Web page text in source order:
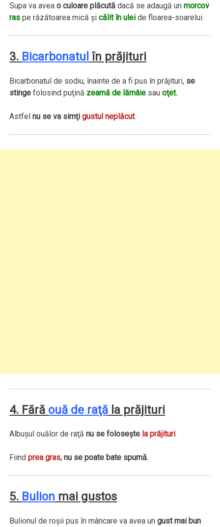
Supa va aveao culoare plăcută dacă se adaugă unmorcov
ras pe răzătoarea mică şicălit în ulei de floarea-soarelui.
3. Bicarbonatul în prăjituri
Bicarbonatul de sodiu, înainte de a fi pus în prăjituri, se
stinge folosind puţină zeamă de lămâie sauoţet.
Astfelnu se va simţigustul neplăcut.
4. Fără ouă de raţă la prăjituri
Albuşul ouălor de raţănu se foloseşte la prăjituri.
Fiindprea gras, nu se poate bate spumă.
5. Bulion mai gustos
Bulionul de roşii pus în mâncare va avea ungust mai bun